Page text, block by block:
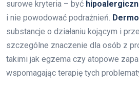
surowe kryteria – być
i nie powodować podrażnień.
substancje o działaniu kojącym i
szczególne znaczenie dla osób z
takimi jak egzema czy atopowe
wspomagając terapię tych